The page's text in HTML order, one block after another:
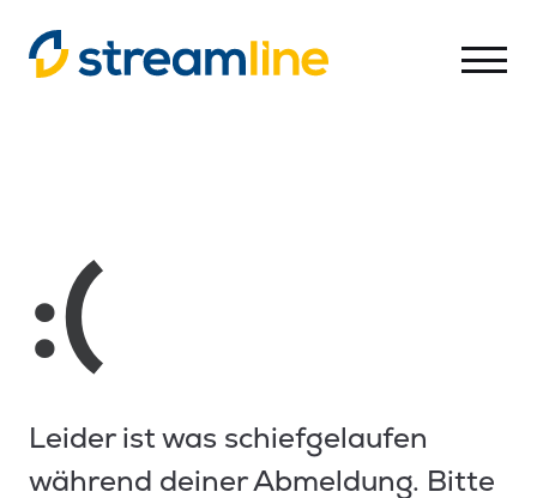
Streamline
:(
Leider ist was schiefgelaufen
während deiner Abmeldung. Bitte